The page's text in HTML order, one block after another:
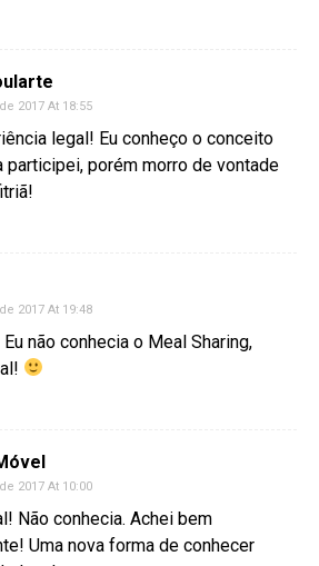
2017 At 18:55
legal! Eu conheço o conceito
participei, porém morro de vontade
2017 At 19:48
não conhecia o Meal Sharing,
2017 At 10:00
Não conhecia. Achei bem
Uma nova forma de conhecer